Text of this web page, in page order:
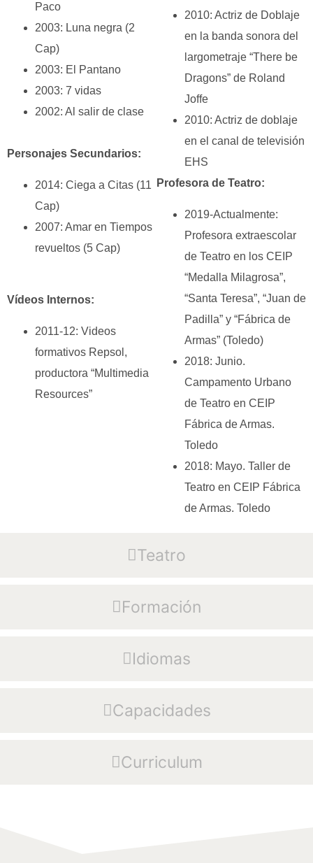
Teatro
Formación
Idiomas
Capacidades
Curriculum
Paco
2003: Luna negra (2
Cap)
2003: El Pantano
2003: 7 vidas
2002: Al salir de clase
Personajes Secundarios:
2014: Ciega a Citas (11
Cap)
2007: Amar en Tiempos
revueltos (5 Cap)
Vídeos Internos:
2011-12: Videos
formativos Repsol,
productora “Multimedia
Resources”
2010: Actriz de Doblaje
en la banda sonora del
largometraje “There be
Dragons” de Roland
Joffe
2010: Actriz de doblaje
en el canal de televisión
EHS
Profesora de Teatro:
2019-Actualmente:
Profesora extraescolar
de Teatro en los CEIP
“Medalla Milagrosa”,
“Santa Teresa”, “Juan de
Padilla” y “Fábrica de
Armas” (Toledo)
2018: Junio.
Campamento Urbano
de Teatro en CEIP
Fábrica de Armas.
Toledo
2018: Mayo. Taller de
Teatro en CEIP Fábrica
de Armas. Toledo